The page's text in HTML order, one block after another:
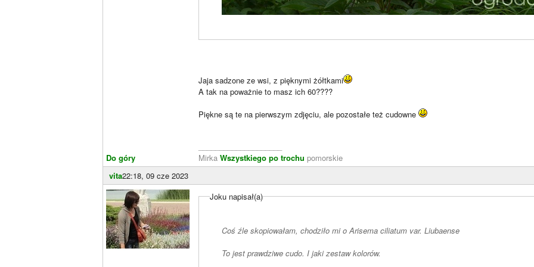
Do góry
Jaja sadzone ze wsi, z pięknymi żółtkami
A tak na poważnie to masz ich 60????
Piękne są te na pierwszym zdjęciu, ale pozostałe też cudowne
Mirka Wszystkiego po trochu pomorskie
vita22:18, 09 cze 2023
Joku napisał(a)
Coś źle skopiowałam, chodziło mi o Arisema ciliatum var. Liubaense
To jest prawdziwe cudo. I jaki zestaw kolorów.